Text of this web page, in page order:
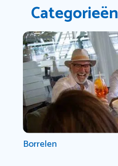
Categorieën
Borrelen